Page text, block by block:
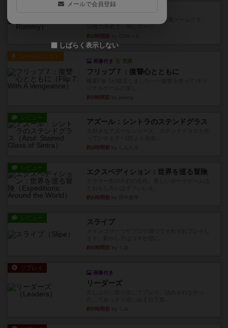
トランプで遊べる2人対戦の麻雀風ゲームです。
約3時間前
ルール/インスト
画像付き 充実
フリップ７：復讐心とともに
約3時間前
レビュー アズール：シントラのステンドグラス
約4時間前
レビュー エクスペディション：世界を巡る冒険
約5時間前
レビュー スライプ
約5時間前
リプレイ
画像付き
リーダーズ
約5時間前
メールで会員登録
しばらく表示しない